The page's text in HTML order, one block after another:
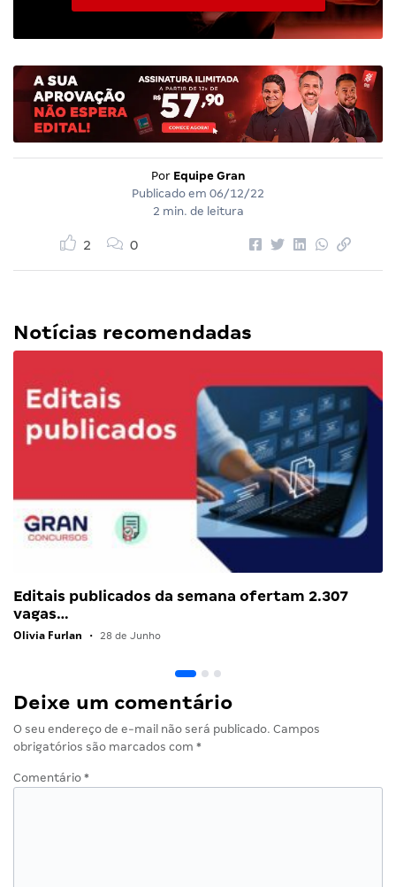
Por Equipe Gran
Publicado em 06/12/22
2 min. de leitura
2 0
Notícias recomendadas
Editais publicados da semana ofertam 2.307
vagas…
Olivia Furlan • 28 de Junho
Deixe um comentário
O seu endereço de e-mail não será publicado. Campos
obrigatórios são marcados com *
Comentário *